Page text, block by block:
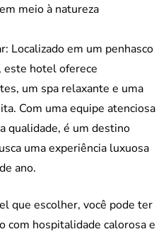
meio à natureza
Localizado em um penhasco
este hotel oferece
um spa relaxante e uma
Com uma equipe atenciosa
qualidade, é um destino
uma experiência luxuosa
ano.
que escolher, você pode ter
com hospitalidade calorosa e